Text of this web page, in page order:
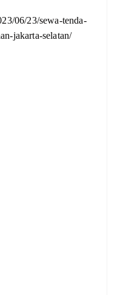
06/23/sewa-tenda-
jakarta-selatan/